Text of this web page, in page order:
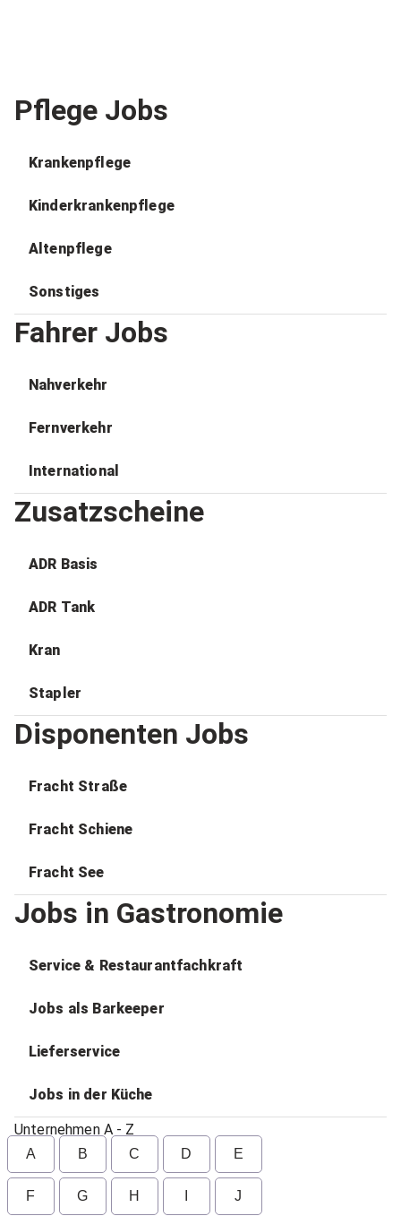
Pflege Jobs
Krankenpflege
Kinderkrankenpflege
Altenpflege
Sonstiges
Fahrer Jobs
Nahverkehr
Fernverkehr
International
Zusatzscheine
ADR Basis
ADR Tank
Kran
Stapler
Disponenten Jobs
Fracht Straße
Fracht Schiene
Fracht See
Jobs in Gastronomie
Service & Restaurantfachkraft
Jobs als Barkeeper
Lieferservice
Jobs in der Küche
Unternehmen A - Z
A B C D E
F G H J